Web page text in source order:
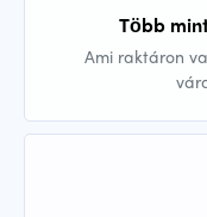
Több
Ami raktáron